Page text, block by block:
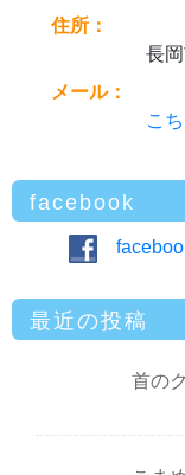
住所：
長
メール：
こ
facebook
最近の投稿
首の